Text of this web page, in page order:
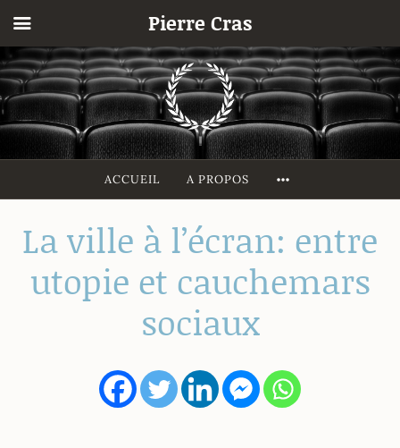
Accéder
au
contenu
principal
ACCUEIL A PROPOS
La ville à l’écran: entre
utopie et cauchemars
sociaux
Pierre Cras